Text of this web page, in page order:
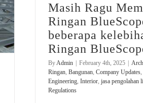
Masih Ragu
Ringan
beberapa
Ringan
ByAdmin | February 4th, 2025 |
Ringan, Bangunan, Company Updates,
Engineering, Interior, jasa pengolahan
Regulations